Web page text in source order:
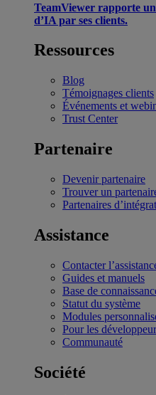
TeamViewer rapporte
d’IA par ses clients.
Ressources
Blog
Témoignages clients
Événements et
Trust Center
Partenaire
Devenir partenaire
Trouver un
Partenaires
Assistance
Contacter
Guides et manuels
Base de
Statut du système
Modules
Pour les
Communauté
Société